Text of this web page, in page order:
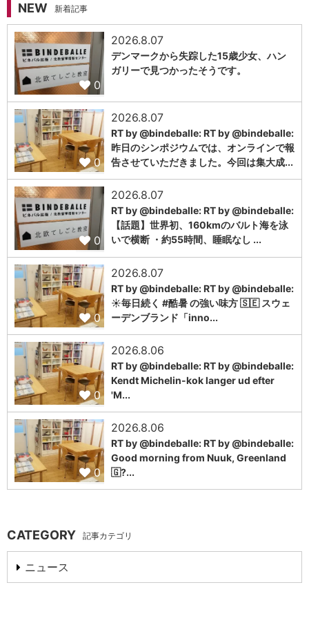
NEW 新着記事
0
2026.8.07
デンマークから失踪した15歳少女、ハン
ガリーで見つかったそうです。
0
2026.8.07
RT by @bindeballe: RT by @bindeballe:
昨日のシンポジウムでは、オンラインで報
告させていただきました。今回は集大成...
0
2026.8.07
RT by @bindeballe: RT by @bindeballe:
【話題】世界初、160kmのバルト海を泳
いで横断 ・約55時間、睡眠なし ...
0
2026.8.07
RT by @bindeballe: RT by @bindeballe:
☀️毎日続く #酷暑 の強い味方 🇸🇪 スウェ
ーデンブランド「inno...
0
2026.8.06
RT by @bindeballe: RT by @bindeballe:
Kendt Michelin-kok langer ud efter
'M...
0
2026.8.06
RT by @bindeballe: RT by @bindeballe:
Good morning from Nuuk, Greenland
🇬?...
CATEGORY 記事カテゴリ
ニュース